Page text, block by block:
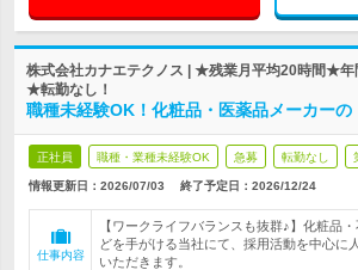
株式会社カナエテクノス | ★残業月平均20時間★
★転勤なし！
職種未経験OK！化粧品・医薬品メーカーの
正社員 職種・業種未経験OK 急募 転勤なし
情報更新日：2026/07/03 終了予定日： 2026/12/24
仕事内容
【ワークライフバランスも抜群♪】化粧品
どを手がける当社にて、採用活動を中心に
いただきます。